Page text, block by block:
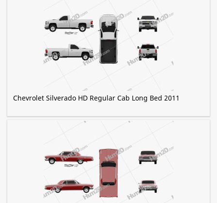
Chevrolet Silverado HD Regular Cab Long Bed 2011